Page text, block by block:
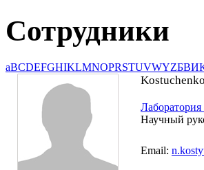
Сотрудники
aBCDEFGHIKLMNOPRSTUVWYZБВИ
Научный
Email: